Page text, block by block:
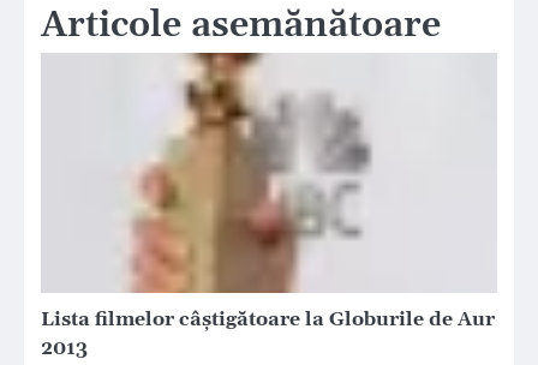
Articole asemănătoare
Lista filmelor câştigătoare la Globurile de Aur
2013